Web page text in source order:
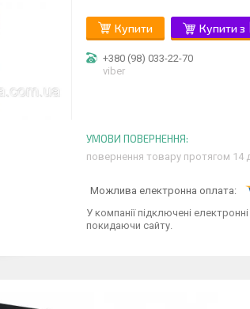
Купити Купити з
+380 (98) 033-22-70
viber
повернення товару протягом 14
У компанії підключені
покидаючи сайту.